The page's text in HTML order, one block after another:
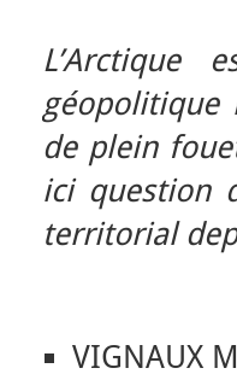
L’Arctique
de plein
ici question
territorial
VIGNAUX